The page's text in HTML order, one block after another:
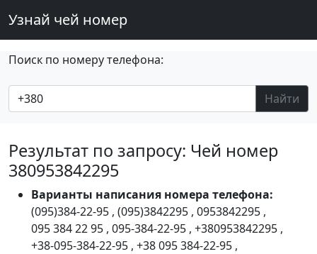
Узнай чей номер
Поиск по номеру телефона:
Найти
Результат по запросу: Чей номер
380953842295
Варианты написания номера телефона:
(095)384-22-95 , (095)3842295 , 0953842295 ,
095 384 22 95 , 095-384-22-95 , +380953842295 ,
+38-095-384-22-95 , +38 095 384-22-95 ,